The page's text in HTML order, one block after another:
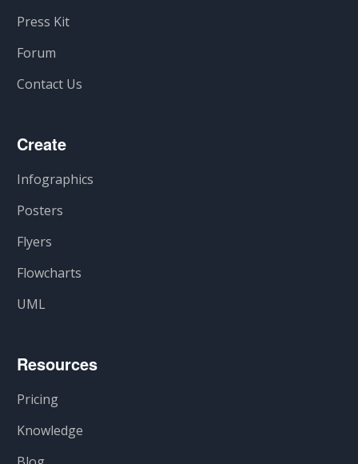
Press Kit
Forum
Contact Us
Create
Infographics
Posters
Flyers
Flowcharts
UML
Resources
Pricing
Knowledge